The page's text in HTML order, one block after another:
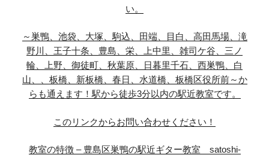
い。
～巣鴨、池袋、大塚、駒込、田端、目白、 高田馬場、滝
野川、王子十条、豊島、栄、上中里、 雑司ケ谷、三ノ
輪、上野、 御徒町、秋葉原、日暮里千石、西巣鴨、白
山、、板橋、 新板橋、春日、水道橋、板橋区役所前～か
らも通えます！ 駅から徒歩3分以内の駅近教室です。
このリンクからお問い合わせください！
教室の特徴 – 豊島区巣鴨の駅近ギター教室 satoshi-